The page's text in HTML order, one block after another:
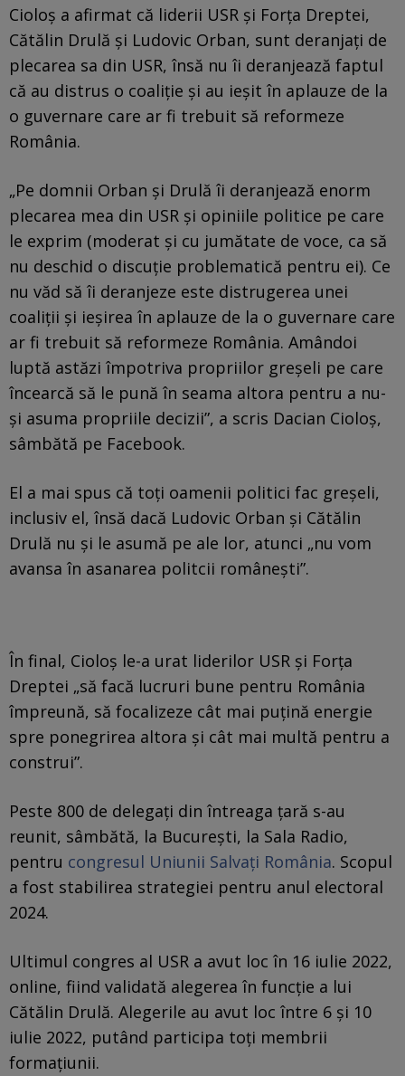
Cioloş a afirmat că liderii USR şi Forţa Dreptei,
Cătălin Drulă şi Ludovic Orban, sunt deranjaţi de
plecarea sa din USR, însă nu îi deranjează faptul
că au distrus o coaliţie şi au ieşit în aplauze de la
o guvernare care ar fi trebuit să reformeze
România.
„Pe domnii Orban şi Drulă îi deranjează enorm
plecarea mea din USR şi opiniile politice pe care
le exprim (moderat şi cu jumătate de voce, ca să
nu deschid o discuţie problematică pentru ei). Ce
nu văd să îi deranjeze este distrugerea unei
coaliţii şi ieşirea în aplauze de la o guvernare care
ar fi trebuit să reformeze România. Amândoi
luptă astăzi împotriva propriilor greşeli pe care
încearcă să le pună în seama altora pentru a nu-
şi asuma propriile decizii”, a scris Dacian Cioloş,
sâmbătă pe Facebook.
El a mai spus că toţi oamenii politici fac greşeli,
inclusiv el, însă dacă Ludovic Orban şi Cătălin
Drulă nu şi le asumă pe ale lor, atunci „nu vom
avansa în asanarea politcii româneşti”.
În final, Cioloș le-a urat liderilor USR şi Forţa
Dreptei „să facă lucruri bune pentru România
împreună, să focalizeze cât mai puţină energie
spre ponegrirea altora şi cât mai multă pentru a
construi”.
Peste 800 de delegaţi din întreaga ţară s-au
reunit, sâmbătă, la Bucureşti, la Sala Radio,
pentru congresul Uniunii Salvaţi România. Scopul
a fost stabilirea strategiei pentru anul electoral
2024.
Ultimul congres al USR a avut loc în 16 iulie 2022,
online, fiind validată alegerea în funcţie a lui
Cătălin Drulă. Alegerile au avut loc între 6 şi 10
iulie 2022, putând participa toţi membrii
formaţiunii.